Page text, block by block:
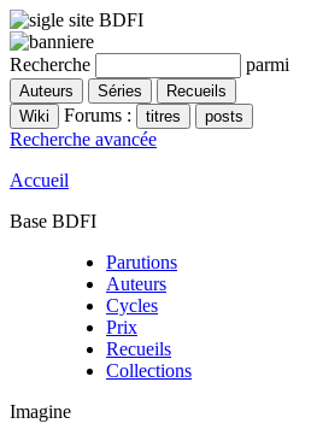
Recherche parmi
Forums :
Recherche avancée
Accueil
Base BDFI
Parutions
Auteurs
Cycles
Prix
Recueils
Collections
Imagine